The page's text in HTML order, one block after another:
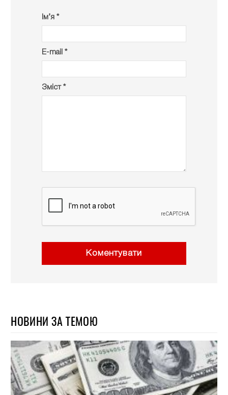
Ім’я *
E-mail *
Зміст *
Коментувати
НОВИНИ ЗА ТЕМОЮ